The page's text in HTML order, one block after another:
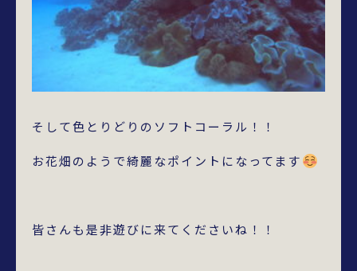
そして色とりどりのソフトコーラル！！
お花畑のようで綺麗なポイントになってます
皆さんも是非遊びに来てくださいね！！